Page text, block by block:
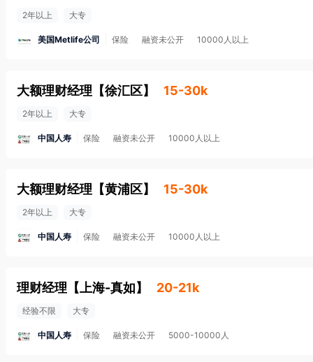
2年以上 大专
美国Metlife公司 保险 融资未公开 10000人以上
大额理财经理 【徐汇区】 15-30k
2年以上 大专
中国人寿 保险 融资未公开 10000人以上
大额理财经理 【黄浦区】 15-30k
2年以上 大专
中国人寿 保险 融资未公开 10000人以上
理财经理 【 上海-真如】 20-21k
经验不限 大专
中国人寿 保险 融资未公开 5000-10000人